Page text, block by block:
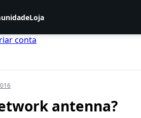
Loja
conta
antenna?